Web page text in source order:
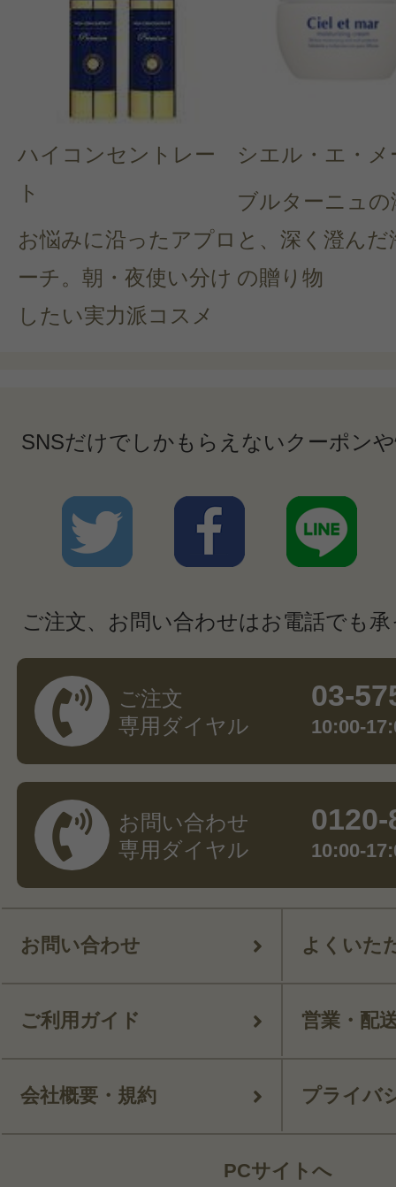
ハイコンセントレー
ト
お悩みに沿ったアプロ
ーチ。朝・夜使い分け
したい実力派コスメ
シエル・エ・メ
ブルターニュの
と、深く澄んだ
の贈り物
SNSだけでしかもらえないクーポン
ご注文、お問い合わせはお電話でも
ご注文
専用ダイヤル
03-
10:00-
お問い合わせ
専用ダイヤル
10:00-
お問い合わせ よくいた
ご利用ガイド 営業・配
会社概要・規約 プライバ
PCサイトへ